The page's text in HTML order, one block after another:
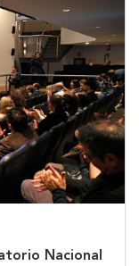
Nacional